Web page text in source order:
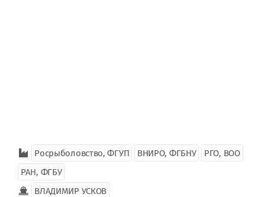
Росрыболовство, ФГУП ВНИРО, ФГБНУ
РГО, ВОО
РАН, ФГБУ
ВЛАДИМИР УСКОВ